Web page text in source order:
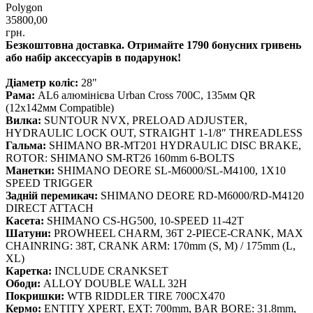
Polygon
35800,00
грн.
Безкоштовна доставка. Отримайте 1790 бонусних гривень
або набір аксессуарів в подарунок!
Діаметр коліс: 28"
Рама: AL6 алюмінієва Urban Cross 700C, 135мм QR
(12x142мм Compatible)
Вилка: SUNTOUR NVX, PRELOAD ADJUSTER,
HYDRAULIC LOCK OUT, STRAIGHT 1-1/8″ THREADLESS
Гальма: SHIMANO BR-MT201 HYDRAULIC DISC BRAKE,
ROTOR: SHIMANO SM-RT26 160mm 6-BOLTS
Манетки: SHIMANO DEORE SL-M6000/SL-M4100, 1X10
SPEED TRIGGER
Задній перемикач: SHIMANO DEORE RD-M6000/RD-M4120
DIRECT ATTACH
Касета: SHIMANO CS-HG500, 10-SPEED 11-42T
Шатуни: PROWHEEL CHARM, 36T 2-PIECE-CRANK, MAX
CHAINRING: 38T, CRANK ARM: 170mm (S, M) / 175mm (L,
XL)
Каретка: INCLUDE CRANKSET
Ободи: ALLOY DOUBLE WALL 32H
Покришки: WTB RIDDLER TIRE 700CX470
Кермо: ENTITY XPERT, EXT: 700mm, BAR BORE: 31.8mm,